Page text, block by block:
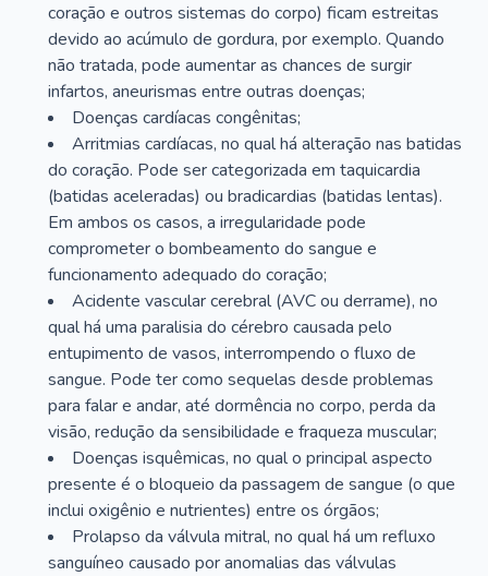
coração e outros sistemas do corpo) ficam estreitas
devido ao acúmulo de gordura, por exemplo. Quando
não tratada, pode aumentar as chances de surgir
infartos, aneurismas entre outras doenças;
Doenças cardíacas congênitas;
Arritmias cardíacas, no qual há alteração nas batidas
do coração. Pode ser categorizada em taquicardia
(batidas aceleradas) ou bradicardias (batidas lentas).
Em ambos os casos, a irregularidade pode
comprometer o bombeamento do sangue e
funcionamento adequado do coração;
Acidente vascular cerebral (AVC ou derrame), no
qual há uma paralisia do cérebro causada pelo
entupimento de vasos, interrompendo o fluxo de
sangue. Pode ter como sequelas desde problemas
para falar e andar, até dormência no corpo, perda da
visão, redução da sensibilidade e fraqueza muscular;
Doenças isquêmicas, no qual o principal aspecto
presente é o bloqueio da passagem de sangue (o que
inclui oxigênio e nutrientes) entre os órgãos;
Prolapso da válvula mitral, no qual há um refluxo
sanguíneo causado por anomalias das válvulas